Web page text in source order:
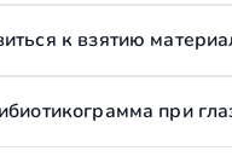
к взятию
при